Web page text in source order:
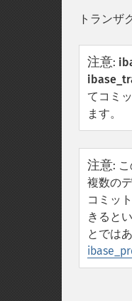
トランザ
注意:
てコミ
ます。
注意:
複数の
コミッ
きると
とでは